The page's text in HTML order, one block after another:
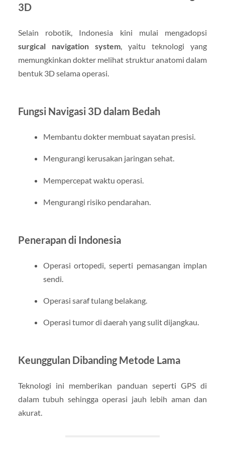
3D
Selain robotik, Indonesia kini mulai mengadopsi
surgical navigation system, yaitu teknologi yang
memungkinkan dokter melihat struktur anatomi dalam
bentuk 3D selama operasi.
Fungsi Navigasi 3D dalam Bedah
Membantu dokter membuat sayatan presisi.
Mengurangi kerusakan jaringan sehat.
Mempercepat waktu operasi.
Mengurangi risiko pendarahan.
Penerapan di Indonesia
Operasi ortopedi, seperti pemasangan implan
sendi.
Operasi saraf tulang belakang.
Operasi tumor di daerah yang sulit dijangkau.
Keunggulan Dibanding Metode Lama
Teknologi ini memberikan panduan seperti GPS di
dalam tubuh sehingga operasi jauh lebih aman dan
akurat.